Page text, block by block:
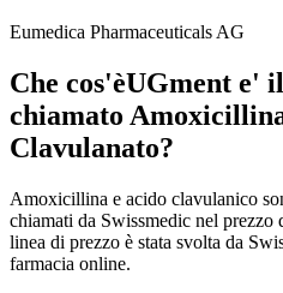
Eumedica Pharmaceuticals AG
Che cos'èUGment e'
chiamato
Clavulanato?
Amoxicillina e acido clavulanico
chiamati da Swissmedic nel prezzo
linea di prezzo è stata svolta da
farmacia online.